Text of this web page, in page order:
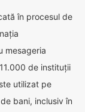
în procesul de
mesageria
de instituții
utilizat pe
bani, inclusiv în